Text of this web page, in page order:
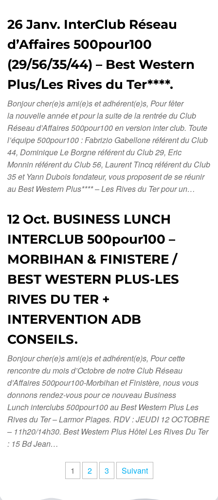
26 Janv. InterClub Réseau
d’Affaires 500pour100
(29/56/35/44) – Best Western
Plus/Les Rives du Ter****.
Bonjour cher(e)s ami(e)s et adhérent(e)s, Pour fêter
la nouvelle année et pour la suite de la rentrée du Club
Réseau d’Affaires 500pour100 en version inter club. Toute
l’équipe 500pour100 : Fabrizio Gabellone référent du Club
44, Dominique Le Borgne référent du Club 29, Eric
Monnin référent du Club 56, Laurent Tincq référent du Club
35 et Yann Dubois fondateur, vous proposent de se réunir
au Best Western Plus**** – Les Rives du Ter pour un…
12 Oct. BUSINESS LUNCH
INTERCLUB 500pour100 –
MORBIHAN & FINISTERE /
BEST WESTERN PLUS-LES
RIVES DU TER +
INTERVENTION ADB
CONSEILS.
Bonjour cher(e)s ami(e)s et adhérent(e)s, Pour cette
rencontre du mois d’Octobre de notre Club Réseau
d’Affaires 500pour100-Morbihan et Finistère, nous vous
donnons rendez-vous pour ce nouveau Business
Lunch interclubs 500pour100 au Best Western Plus Les
Rives du Ter – Larmor Plages. RDV : JEUDI 12 OCTOBRE
– 11h20/14h30. Best Western Plus Hôtel Les Rives Du Ter
: 15 Bd Jean…
1 2 3 Suivant